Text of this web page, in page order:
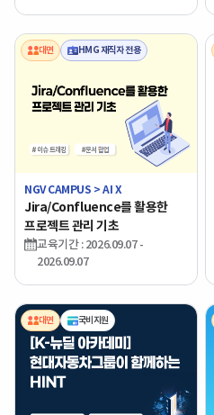
대면 HMG 재직자 전용
NGV CAMPUS > AI X
Jira/Confluence를 활용한
프로젝트 관리 기초
교육기간 : 2026.09.07 -
2026.09.07
대면 국비지원